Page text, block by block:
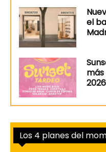
el
Los 4 planes del